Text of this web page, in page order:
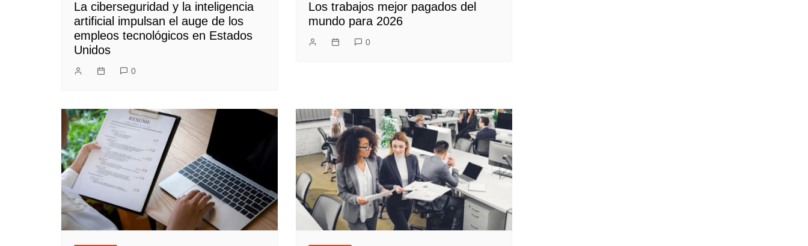
La ciberseguridad y la inteligencia
artificial impulsan el auge de los
empleos tecnológicos en Estados
Unidos
0
Los trabajos mejor pagados del
mundo para 2026
0